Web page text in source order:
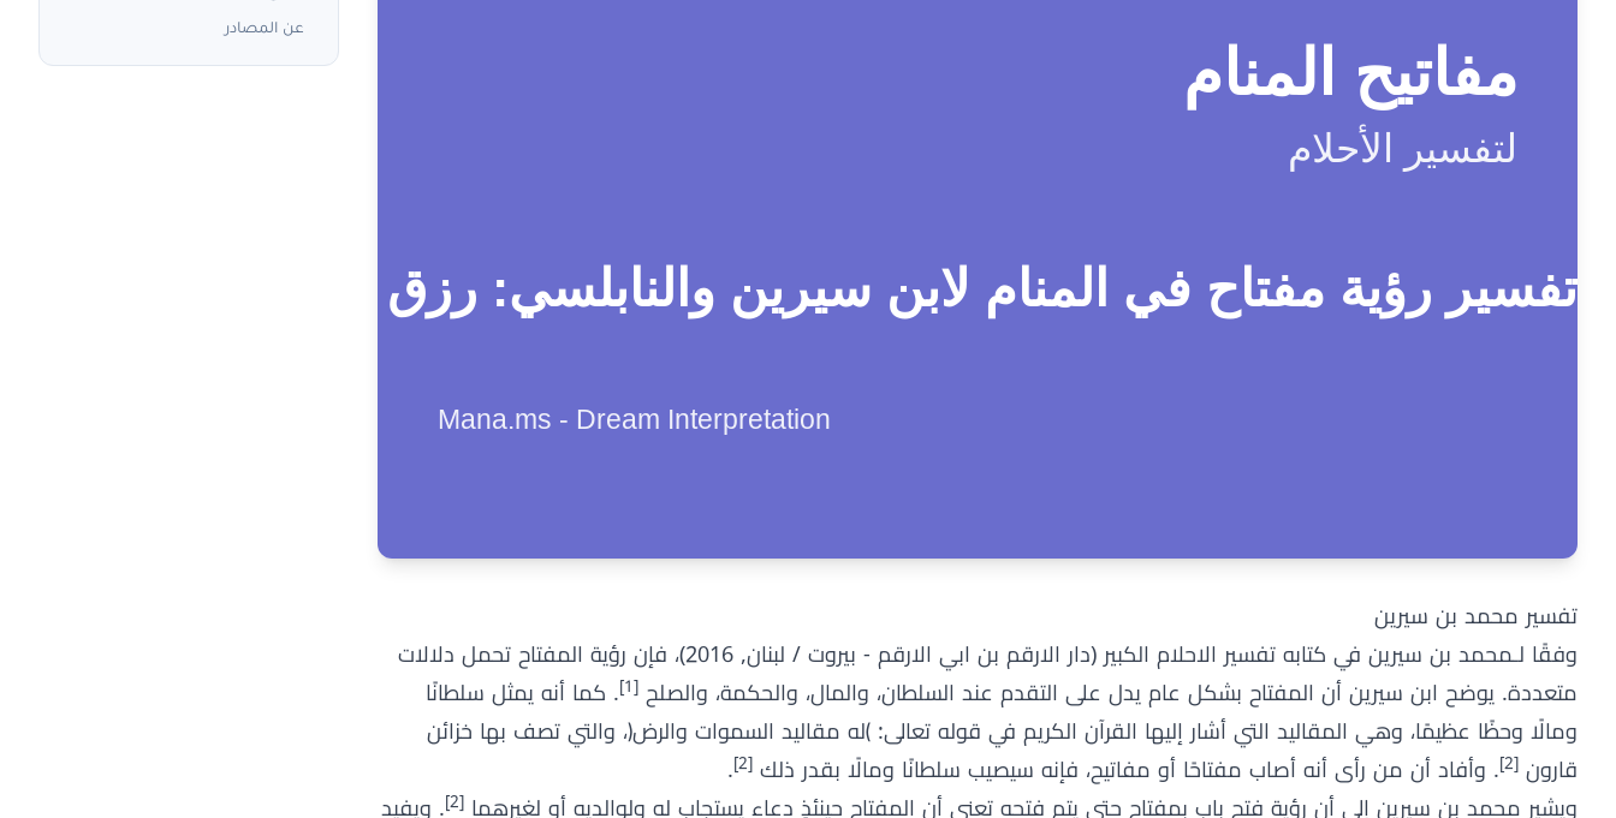
تفسير محمد بن سيرين
وفقًا لـمحمد بن سيرين في كتابه تفسير الاحلام الكبير (دار الارقم بن ابي الارقم - بيروت / لبنان, 2016)، فإن رؤية المفتاح تحمل دلالات
متعددة. يوضح ابن سيرين أن المفتاح بشكل عام يدل على التقدم عند السلطان، والمال، والحكمة، والصلح [1] . كما أنه يمثل سلطانًا
ومالًا وحظًا عظيمًا، وهي المقاليد التي أشار إليها القرآن الكريم في قوله تعالى: ﴾له مقاليد السموات والرض﴿، والتي تصف بها خزائن
قارون [2] . وأفاد أن من رأى أنه أصاب مفتاحًا أو مفاتيح، فإنه سيصيب سلطانًا ومالًا بقدر ذلك [2]
.
ويشير محمد بن سيرين إلى أن رؤية فتح باب بمفتاح حتى يتم فتحه تعني أن المفتاح حينئذٍ دعاء يستجاب له ولوالديه أو لغيرهما [2] . ويفيد
عن المصادر